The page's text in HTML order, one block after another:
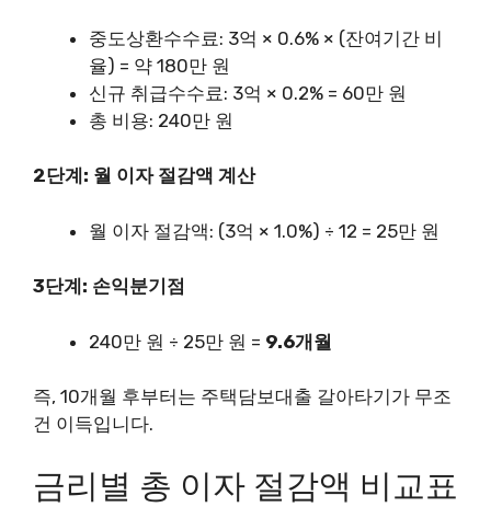
중도상환수수료: 3억 × 0.6% × (잔여기간 비
율) = 약 180만 원
신규 취급수수료: 3억 × 0.2% = 60만 원
총 비용: 240만 원
2단계: 월 이자 절감액 계산
월 이자 절감액: (3억 × 1.0%) ÷ 12 = 25만 원
3단계: 손익분기점
240만 원 ÷ 25만 원 = 9.6개월
즉, 10개월 후부터는 주택담보대출 갈아타기가 무조
건 이득입니다.
금리별 총 이자 절감액 비교표